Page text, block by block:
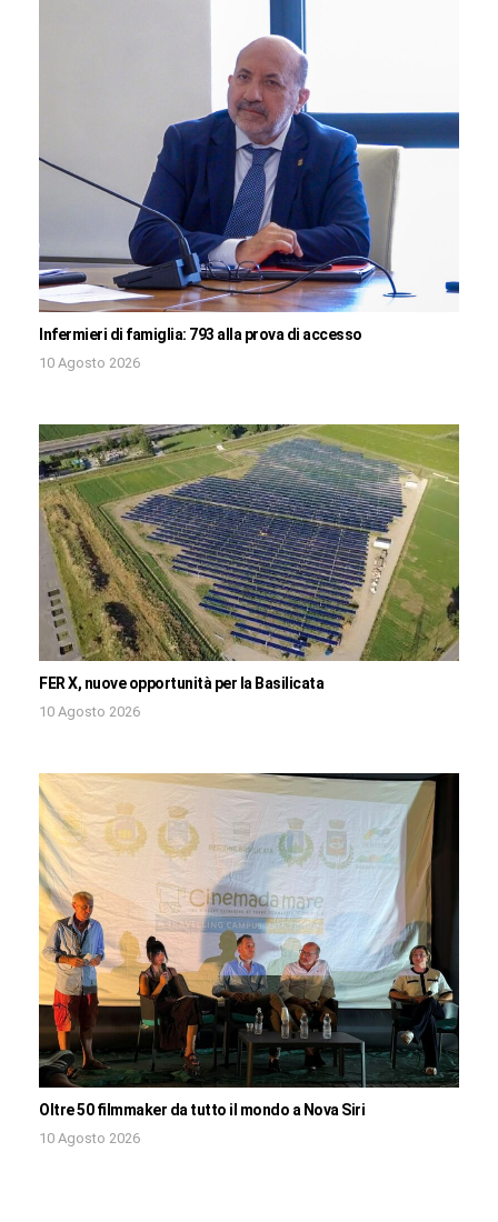
Infermieri di famiglia: 793 alla prova di accesso
10 Agosto 2026
FER X, nuove opportunità per la Basilicata
10 Agosto 2026
Oltre 50 filmmaker da tutto il mondo a Nova Siri
10 Agosto 2026